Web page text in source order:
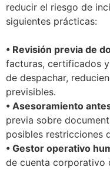
reducir el riesgo de
siguientes prácticas:
• Revisión previa de
facturas, certificados
de despachar,
previsibles.
• Asesoramiento
previa sobre
posibles restricciones
• Gestor operativo
de cuenta corporativo